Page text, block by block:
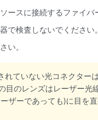
ースに接続するファイバ
で検査しないでください。
い。
れていない光コネクター
目のレンズはレーザー光
ザーであっても)に目を